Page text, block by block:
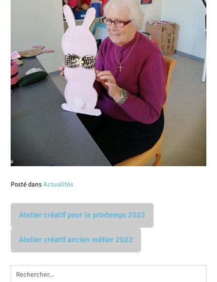
Posté dansActualités
Atelier créatif pour le printemps 2022
Atelier créatif ancien métier 2022